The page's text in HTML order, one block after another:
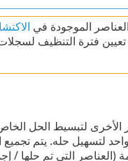
العناصر الموجودة في
الأخرى لتبسيط